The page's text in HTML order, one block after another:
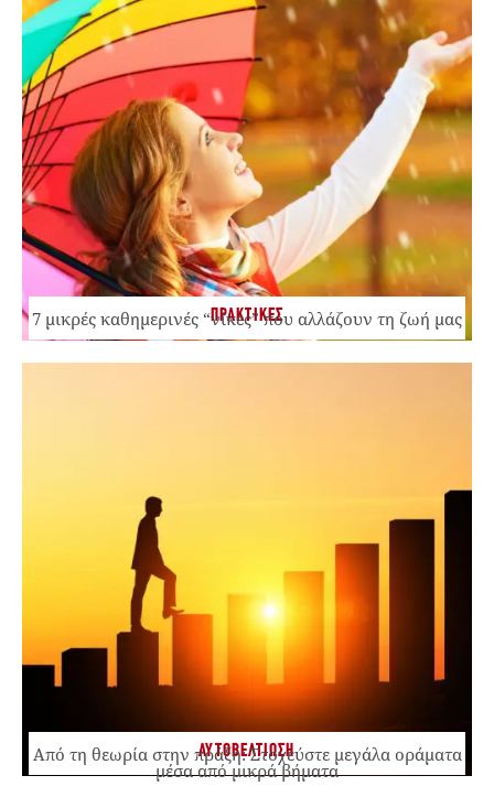
ΠΡΑΚΤΙΚΕΣ
7 μικρές καθημερινές “νίκες” που αλλάζουν τη ζωή μας
ΑΥΤΟΒΕΛΤΙΩΣΗ
Από τη θεωρία στην πράξη: Στοχεύστε μεγάλα οράματα
μέσα από μικρά βήματα